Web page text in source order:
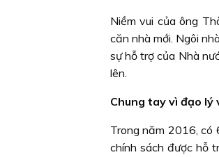
Niềm vui của ông
căn nhà mới. Ngôi
sự hỗ trợ của Nhà
lên.
Chung tay vì đạo lý
Trong năm 2016, có
chính sách được hỗ